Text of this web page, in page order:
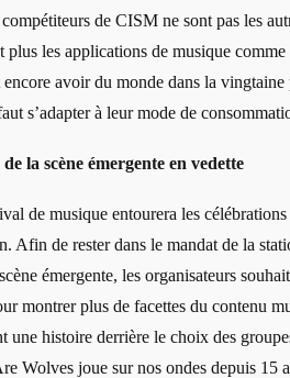
de CISM ne sont pas les
plus les applications de musique comme
avoir du monde dans la vingtaine
s’adapter à leur mode de
la scène émergente en vedette
de musique entourera les
Afin de rester dans le mandat de la
émergente, les organisateurs
montrer plus de facettes du contenu
une histoire derrière le choix des
Wolves joue sur nos ondes depuis 15